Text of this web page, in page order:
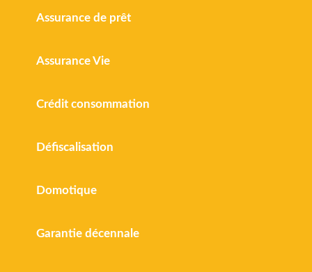
Assurance de prêt
Assurance Vie
Crédit consommation
Défiscalisation
Domotique
Garantie décennale